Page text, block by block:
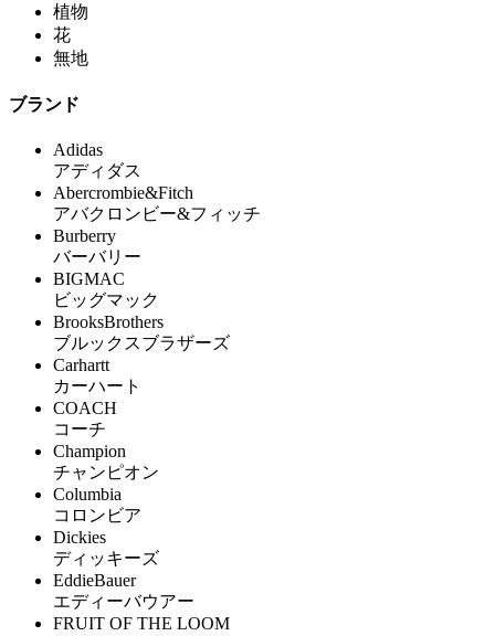
植物
花
無地
ブランド
Adidas
アディダス
Abercrombie&Fitch
アバクロンビー&フィッチ
Burberry
バーバリー
BIGMAC
ビッグマック
BrooksBrothers
ブルックスブラザーズ
Carhartt
カーハート
COACH
コーチ
Champion
チャンピオン
Columbia
コロンビア
Dickies
ディッキーズ
EddieBauer
エディーバウアー
FRUIT OF THE LOOM